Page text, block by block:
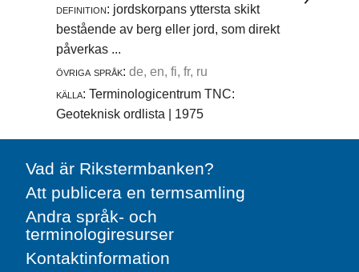
definition: jordskorpans yttersta skikt
bestående av berg eller jord, som direkt
påverkas ...
övriga språk: de, en, fi, fr, ru
källa: Terminologicentrum TNC:
Geoteknisk ordlista | 1975
Vad är Rikstermbanken?
Att publicera en termsamling
Andra språk- och
terminologiresurser
Kontaktinformation